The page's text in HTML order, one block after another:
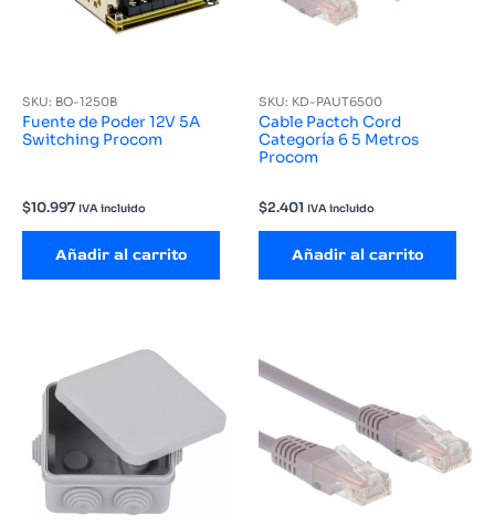
SKU: BO-1250B
Fuente de Poder 12V 5A
Switching Procom
$10.997 IVA incluido
Añadir al carrito
SKU: KD-PAUT6500
Cable Pactch Cord
Categoría 6 5 Metros
Procom
$2.401 IVA incluido
Añadir al carrito